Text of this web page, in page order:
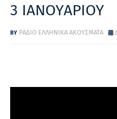
3 ΙΑΝΟΥΑΡΙΟΥ
ΡΑΔΙΟ ΕΛΛΗΝΙΚΑ ΑΚΟΥΣΜΑΤΑ